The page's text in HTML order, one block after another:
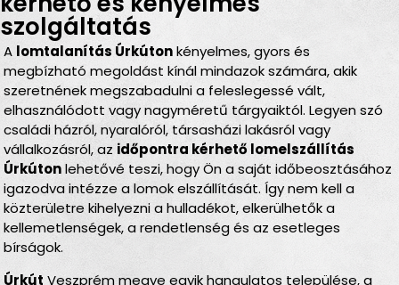
szolgáltatás
A lomtalanítás Úrkútonkényelmes, gyors és
megbízható megoldást kínál mindazok számára, akik
szeretnének megszabadulni a feleslegessé vált,
elhasználódott vagy nagyméretű tárgyaiktól. Legyen szó
családi házról, nyaralóról, társasházi lakásról vagy
vállalkozásról, az időpontra kérhető lomelszállítás
Úrkútonlehetővé teszi, hogy Ön a saját időbeosztásához
igazodva intézze a lomok elszállítását. Így nem kell a
közterületre kihelyezni a hulladékot, elkerülhetők a
kellemetlenségek, a rendetlenség és az esetleges
bírságok.
Úrkút Veszprém megye egyik hangulatos települése, a